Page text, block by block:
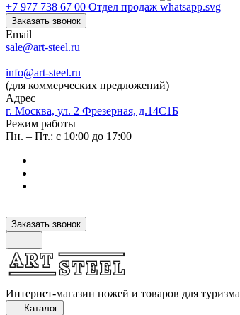
+7 977 738 67 00 Отдел продаж
Заказать звонок
Email
sale@art-steel.ru
info@art-steel.ru
(для коммерческих предложений)
Адрес
г. Москва, ул. 2 Фрезерная, д.14С1Б
Режим работы
Пн. – Пт.: с 10:00 до 17:00
Заказать звонок
Интернет-магазин ножей и товаров для туризма
Каталог